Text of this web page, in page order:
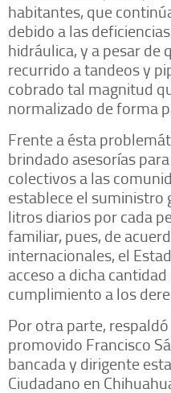
habitantes, que
debido a las
hidráulica, y a pesar de
recurrido a tandeos y
cobrado tal magnitud
normalizado de forma
Frente a ésta
brindado asesorías
colectivos a las
establece el
litros diarios por cada
familiar, pues, de
internacionales, el
acceso a dicha
cumplimiento a los
Por otra parte,
promovido Francisco
bancada y dirigente
Ciudadano en